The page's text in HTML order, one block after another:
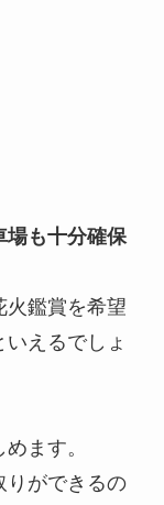
場も十分確保
火鑑賞を希望
えるでしょ
ます。
りができるの